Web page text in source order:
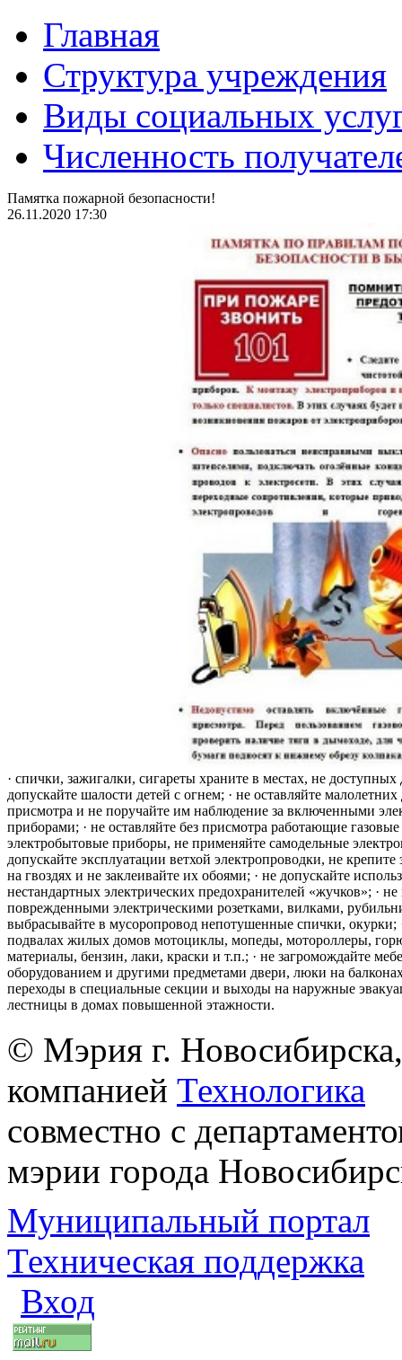
Главная
Структура учреждения
Виды социальных
Численность
Памятка пожарной безопасности!
26.11.2020 17:30
· спички, зажигалки, сигареты храните в местах, не доступных
допускайте шалости детей с огнем; · не оставляйте малолетних
присмотра и не поручайте им наблюдение за включенными
приборами; · не оставляйте без присмотра работающие
электробытовые приборы, не применяйте самодельные
допускайте эксплуатации ветхой электропроводки, не крепите
на гвоздях и не заклеивайте их обоями; · не допускайте
нестандартных электрических предохранителей «жучков»; · не
поврежденными электрическими розетками, вилками,
выбрасывайте в мусоропровод непотушенные спички, окурки;
подвалах жилых домов мотоциклы, мопеды, мотороллеры,
материалы, бензин, лаки, краски и т.п.; · не загромождайте
оборудованием и другими предметами двери, люки на
переходы в специальные секции и выходы на наружные
лестницы в домах повышенной этажности.
© Мэрия г.
компанией Технологика
совместно с
мэрии города
Муниципальный портал
Техническая поддержка
Вход